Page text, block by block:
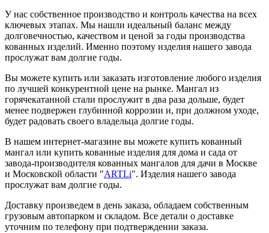
У нас собственное производство и контроль качества на всех
ключевых этапах. Мы нашли идеальный баланс между
долговечностью, качеством и ценой за годы производства
кованных изделий. Именно поэтому изделия нашего завода
прослужат вам долгие годы.
Вы можете купить или заказать изготовление любого изделия
по лучшей конкурентной цене на рынке. Мангал из
горячекатанной стали прослужит в два раза дольше, будет
менее подвержен глубинной коррозии и, при должном уходе,
будет радовать своего владельца долгие годы.
В нашем интернет-магазине вы можете купить кованный
мангал или купить кованные изделия для дома и сада от
завода-производителя кованных мангалов для дачи в Москве
и Московской области "ARTLi". Изделия нашего завода
прослужат вам долгие годы.
Доставку произведем в день заказа, обладаем собственным
грузовым автопарком и складом. Все детали о доставке
уточним по телефону при подтверждении заказа.